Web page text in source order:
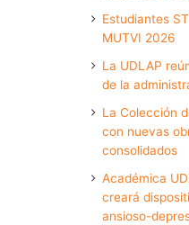
Estudiantes
MUTVI 2026
La UDLAP
de la
La Colección
con nuevas
consolidados
Académica
creará
ansioso-